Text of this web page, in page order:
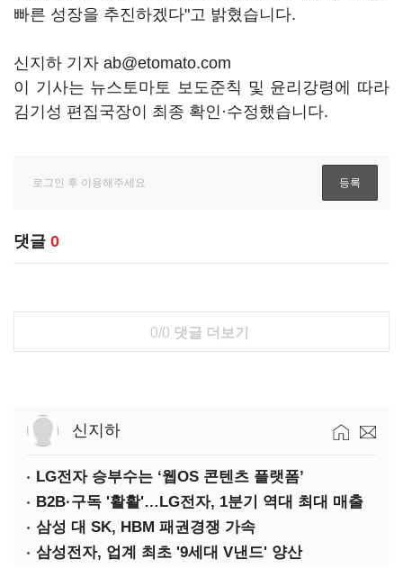
빠른 성장을 추진하겠다"고 밝혔습니다.
신지하 기자 ab@etomato.com
이 기사는 뉴스토마토 보도준칙 및 윤리강령에 따라
김기성 편집국장이 최종 확인·수정했습니다.
댓글 0
0/0 댓글 더보기
신지하
LG전자 승부수는 ‘웹OS 콘텐츠 플랫폼’
B2B·구독 '활활'…LG전자, 1분기 역대 최대 매출
삼성 대 SK, HBM 패권경쟁 가속
삼성전자, 업계 최초 '9세대 V낸드' 양산